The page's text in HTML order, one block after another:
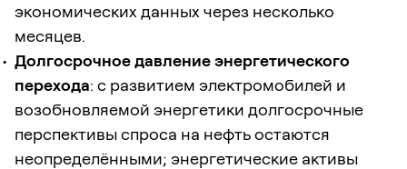
экономических данных через несколько
месяцев.
Долгосрочное давление энергетического
перехода: с развитием электромобилей и
возобновляемой энергетики долгосрочные
перспективы спроса на нефть остаются
неопределёнными; энергетические активы